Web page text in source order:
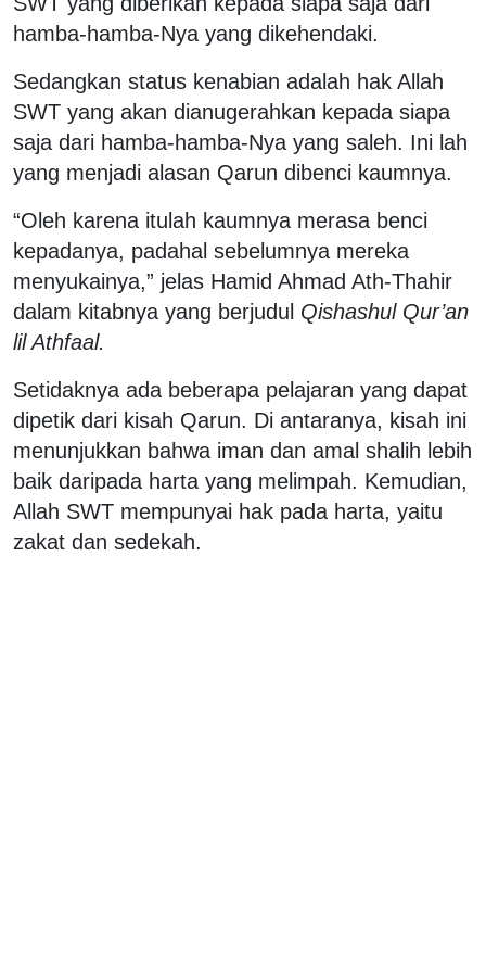
hamba-hamba-Nya yang dikehendaki.
Sedangkan status kenabian adalah hak Allah
SWT yang akan dianugerahkan kepada siapa
saja dari hamba-hamba-Nya yang saleh. Ini lah
yang menjadi alasan Qarun dibenci kaumnya.
“Oleh karena itulah kaumnya merasa benci
kepadanya, padahal sebelumnya mereka
menyukainya,” jelas Hamid Ahmad Ath-Thahir
dalam kitabnya yang berjudul Qishashul Qur’an
lil Athfaal.
Setidaknya ada beberapa pelajaran yang dapat
dipetik dari kisah Qarun. Di antaranya, kisah ini
menunjukkan bahwa iman dan amal shalih lebih
baik daripada harta yang melimpah. Kemudian,
Allah SWT mempunyai hak pada harta, yaitu
zakat dan sedekah.